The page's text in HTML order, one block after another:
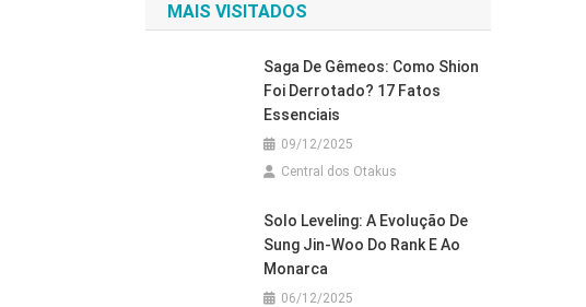
MAIS VISITADOS
Saga De Gêmeos: Como Shion
Foi Derrotado? 17 Fatos
Essenciais
09/12/2025
Central dos Otakus
Solo Leveling: A Evolução De
Sung Jin-Woo Do Rank E Ao
Monarca
06/12/2025